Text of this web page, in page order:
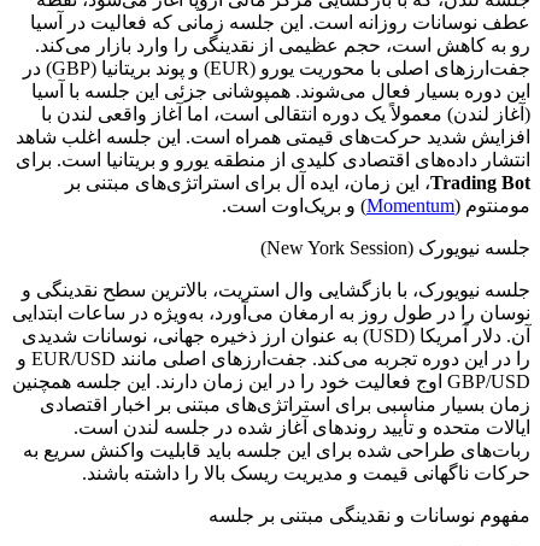
عطف نوسانات روزانه است. این جلسه زمانی که فعالیت در آسیا
رو به کاهش است، حجم عظیمی از نقدینگی را وارد بازار می‌کند.
جفت‌ارزهای اصلی با محوریت یورو (EUR) و پوند بریتانیا (GBP) در
این دوره بسیار فعال می‌شوند. همپوشانی جزئی این جلسه با آسیا
(آغاز لندن) معمولاً یک دوره انتقالی است، اما آغاز واقعی لندن با
افزایش شدید حرکت‌های قیمتی همراه است. این جلسه اغلب شاهد
انتشار داده‌های اقتصادی کلیدی از منطقه یورو و بریتانیا است. برای
Trading Bot، این زمان، ایده آل برای استراتژی‌های مبتنی بر
مومنتوم (Momentum) و بریک‌اوت است.
جلسه نیویورک (New York Session)
جلسه نیویورک، با بازگشایی وال استریت، بالاترین سطح نقدینگی و
نوسان را در طول روز به ارمغان می‌آورد، به‌ویژه در ساعات ابتدایی
آن. دلار آمریکا (USD) به عنوان ارز ذخیره جهانی، نوسانات شدیدی
را در این دوره تجربه می‌کند. جفت‌ارزهای اصلی مانند EUR/USD و
GBP/USD اوج فعالیت خود را در این زمان دارند. این جلسه همچنین
زمان بسیار مناسبی برای استراتژی‌های مبتنی بر اخبار اقتصادی
ایالات متحده و تأیید روندهای آغاز شده در جلسه لندن است.
ربات‌های طراحی شده برای این جلسه باید قابلیت واکنش سریع به
حرکات ناگهانی قیمت و مدیریت ریسک بالا را داشته باشند.
مفهوم نوسانات و نقدینگی مبتنی بر جلسه